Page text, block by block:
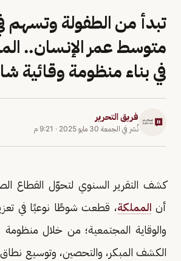
تبدأ من الطفولة وتسهم
متوسط عمر الإنسان..
في بناء منظومة وقائية
فريق التحرير
نُشر في الجمعة 30 مايو 2025 · 9:21 م
أن المملكة، قطعت شوطًا نوعيًا في
والوقاية المجتمعية؛ من خلال منظومة
الكشف المبكر، والتحصين، وتوسيع نطاق